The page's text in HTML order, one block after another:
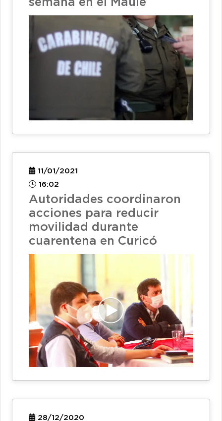
semana en el Maule
11/01/2021
16:02
Autoridades coordinaron
acciones para reducir
movilidad durante
cuarentena en Curicó
28/12/2020